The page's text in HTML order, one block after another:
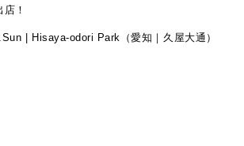
！
| Hisaya-odori Park（愛知｜久屋大通）